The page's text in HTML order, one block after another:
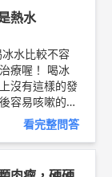
熱水
水比較不容
療喔！ 喝冰
沒有這樣的發
容易咳嗽的
余昊璋 扁桃腺
► http://bit.ly/
看完整問答